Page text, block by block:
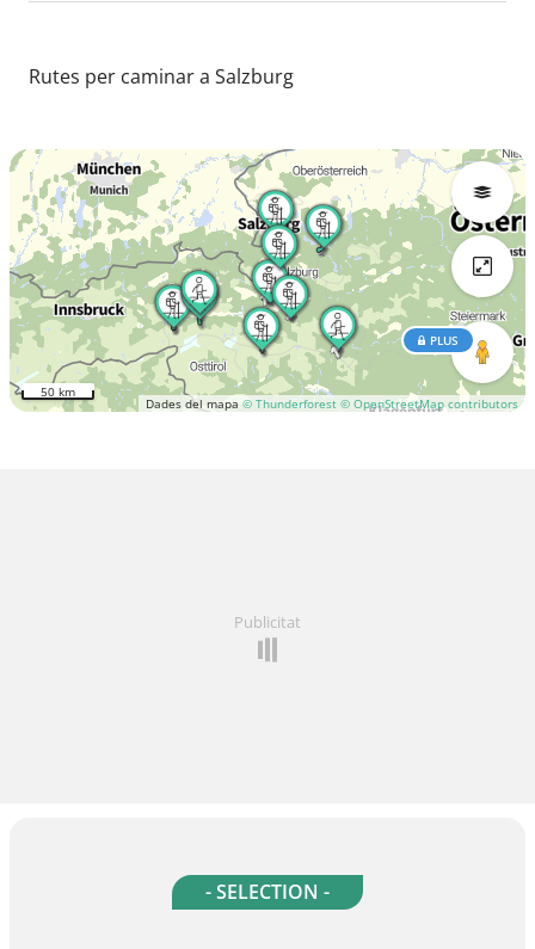
Rutes per caminar a Salzburg
Dades del mapa © Thunderforest © OpenStreetMap contributors
PLUS
50 km
Publicitat
- SELECTION -